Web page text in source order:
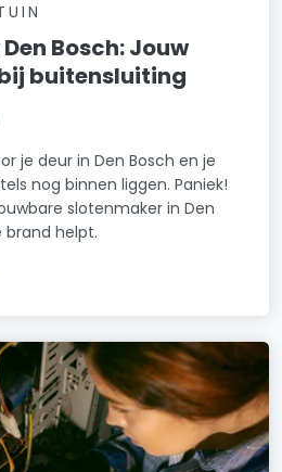
Bosch: Jouw
buitensluiting
je deur in Den Bosch en je
nog binnen liggen. Paniek!
slotenmaker in Den
brand helpt.